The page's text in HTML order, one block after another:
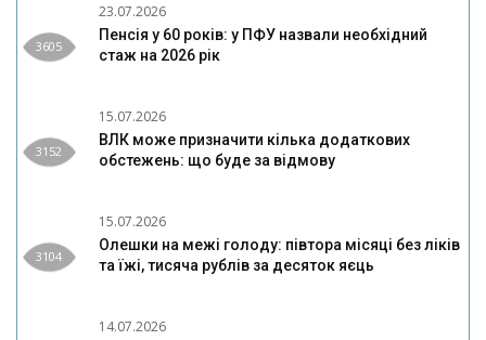
3605
23.07.2026
Пенсія у 60 років: у ПФУ назвали необхідний
стаж на 2026 рік
3152
15.07.2026
ВЛК може призначити кілька додаткових
обстежень: що буде за відмову
3104
15.07.2026
Олешки на межі голоду: півтора місяці без ліків
та їжі, тисяча рублів за десяток яєць
14.07.2026